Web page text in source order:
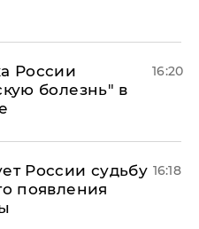
России
болезнь" в
16:20
России судьбу
появления
16:18